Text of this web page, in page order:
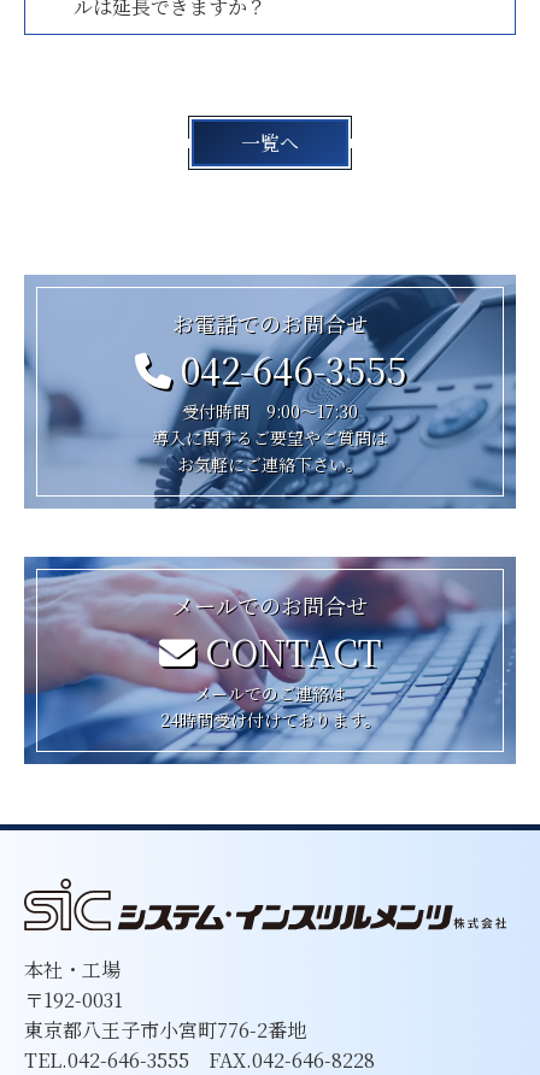
ルは延長できますか？
一覧へ
お電話でのお問合せ
042-646-3555
受付時間 9:00～17:30
導入に関するご要望やご質問は
お気軽にご連絡下さい。
メールでのお問合せ
CONTACT
メールでのご連絡は
24時間受け付けております。
本社・工場
〒192-0031
東京都八王子市小宮町776-2番地
TEL.042-646-3555 FAX.042-646-8228